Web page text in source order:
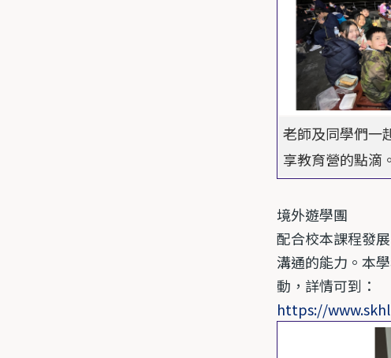
老師及同學們一
享教育營的點滴。
境外遊學團
配合校本課程發
溝通的能力。本
動，詳情可到：
https://